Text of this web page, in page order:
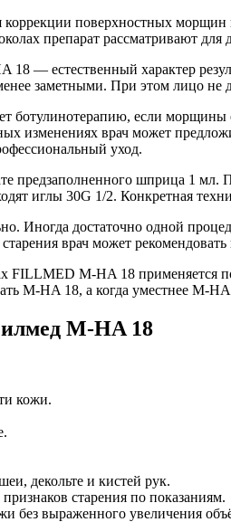
поверхностных
препарат рассматривают
— естественный характер
заметными. При этом лицо не
ботулинотерапию, если
изменениях врач может
уход.
предзаполненного шприца 1 мл.
иглы 30G 1/2. Конкретная
Иногда достаточно одной
врач может
M-HA 18 применяется
M-HA 18, а когда уместнее M-
M-HA 18
кожи.
декольте и кистей рук.
старения по показаниям.
без выраженного увеличения